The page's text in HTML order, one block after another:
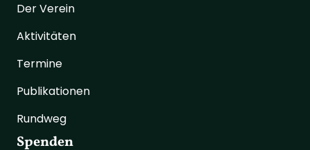
Der Verein
Aktivitäten
Termine
Publikationen
Rundweg
Spenden